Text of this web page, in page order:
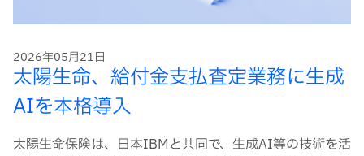
2026年05月21日
太陽生命、給付金支払査定業務に生成
AIを本格導入
太陽生命保険は、日本IBMと共同で、生成AI等の技術を活